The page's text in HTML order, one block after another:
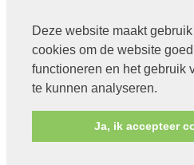
Deze website maakt
cookies om de website
functioneren en het gebruik
te kunnen analyseren.
Ja, ik accepteer